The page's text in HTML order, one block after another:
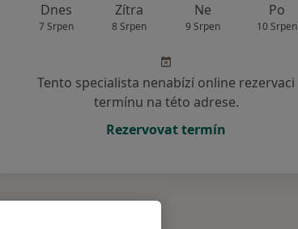
Dnes
7 Srpen
Zítra
8 Srpen
Ne
9 Srpen
Po
10 Srpen
Tento specialista nenabízí online rezervaci
termínu na této adrese.
Rezervovat termín